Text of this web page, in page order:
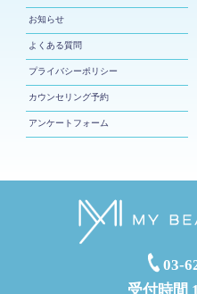
お知らせ
よくある質問
プライバシーポリシー
カウンセリング予約
アンケートフォーム
03-
受付時間